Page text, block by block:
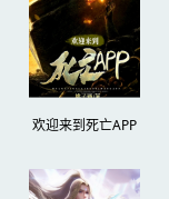
欢迎来到死亡APP